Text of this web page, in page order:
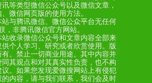
等类型微信公众号以及微信文章，
、微信网页版的使用方法。
与腾讯微信、 微信公众平台无任何
，非腾讯微信官方网站。
站收录微信公众号和文章内容全部来
供个人学习、研究或者欣赏使用。版
。禁止一切商业用途。其中内容并
其观点和对其真实性负责，也不构
议。如果您发现爱微搜网站上有侵犯
内容，请与我们联系，我们会及时